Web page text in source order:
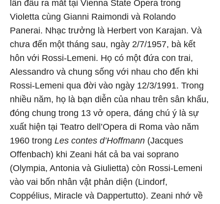
lần đầu ra mắt tại Vienna State Opera trong
Violetta cùng Gianni Raimondi và Rolando
Panerai. Nhạc trưởng là Herbert von Karajan. Và
chưa đến một tháng sau, ngày 2/7/1957, bà kết
hôn với Rossi-Lemeni. Họ có một đứa con trai,
Alessandro và chung sống với nhau cho đến khi
Rossi-Lemeni qua đời vào ngày 12/3/1991. Trong
nhiều năm, họ là bạn diễn của nhau trên sân khấu,
đóng chung trong 13 vở opera, đáng chú ý là sự
xuất hiện tại Teatro dell’Opera di Roma vào năm
1960 trong Les contes d’Hoffmann (Jacques
Offenbach) khi Zeani hát cả ba vai soprano
(Olympia, Antonia và Giulietta) còn Rossi-Lemeni
vào vai bốn nhân vật phản diện (Lindorf,
Coppélius, Miracle và Dappertutto). Zeani nhớ về